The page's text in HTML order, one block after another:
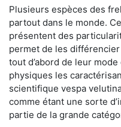
Plusieurs espèces des
partout dans le monde.
présentent des
permet de les
tout d’abord de leur
physiques les
scientifique vespa
comme étant une sorte
partie de la grande